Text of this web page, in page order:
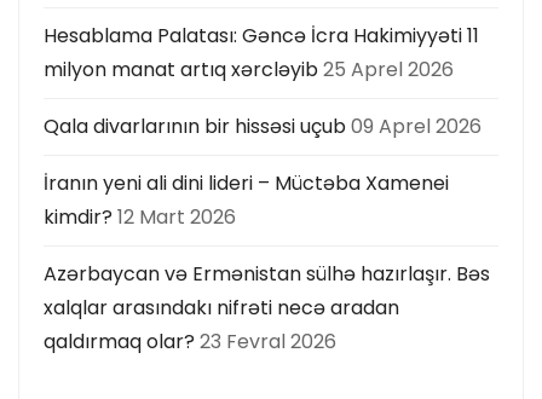
Hesablama Palatası: Gəncə İcra Hakimiyyəti 11
milyon manat artıq xərcləyib25 Aprel 2026
Qala divarlarının bir hissəsi uçub09 Aprel 2026
İranın yeni ali dini lideri – Müctəba Xamenei
kimdir? 12 Mart 2026
Azərbaycan və Ermənistan sülhə hazırlaşır. Bəs
xalqlar arasındakı nifrəti necə aradan
qaldırmaq olar? 23 Fevral 2026